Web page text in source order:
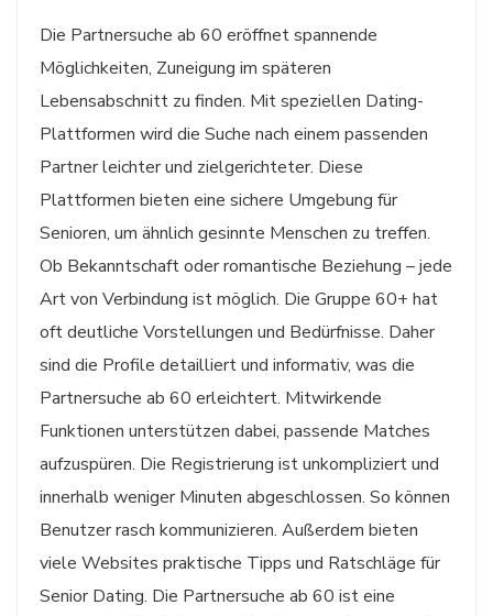
Die Partnersuche ab 60 eröffnet spannende
Möglichkeiten, Zuneigung im späteren
Lebensabschnitt zu finden. Mit speziellen Dating-
Plattformen wird die Suche nach einem passenden
Partner leichter und zielgerichteter. Diese
Plattformen bieten eine sichere Umgebung für
Senioren, um ähnlich gesinnte Menschen zu treffen.
Ob Bekanntschaft oder romantische Beziehung – jede
Art von Verbindung ist möglich. Die Gruppe 60+ hat
oft deutliche Vorstellungen und Bedürfnisse. Daher
sind die Profile detailliert und informativ, was die
Partnersuche ab 60 erleichtert. Mitwirkende
Funktionen unterstützen dabei, passende Matches
aufzuspüren. Die Registrierung ist unkompliziert und
innerhalb weniger Minuten abgeschlossen. So können
Benutzer rasch kommunizieren. Außerdem bieten
viele Websites praktische Tipps und Ratschläge für
Senior Dating. Die Partnersuche ab 60 ist eine